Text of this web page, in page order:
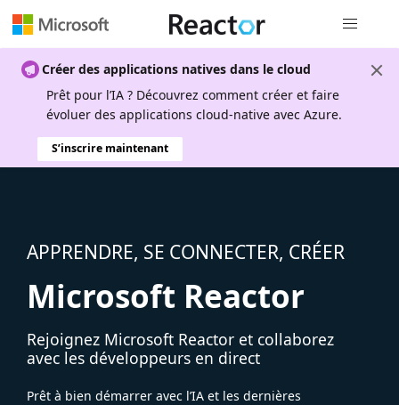
Créer des applications natives dans le cloud
Prêt pour l’IA ? Découvrez comment créer et faire
évoluer des applications cloud-native avec Azure.
S’inscrire maintenant
APPRENDRE, SE CONNECTER, CRÉER
Microsoft Reactor
Rejoignez Microsoft Reactor et collaborez
avec les développeurs en direct
Prêt à bien démarrer avec l’IA et les dernières